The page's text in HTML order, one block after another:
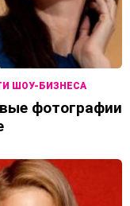
ШОУ-БИЗНЕСА
фотографии